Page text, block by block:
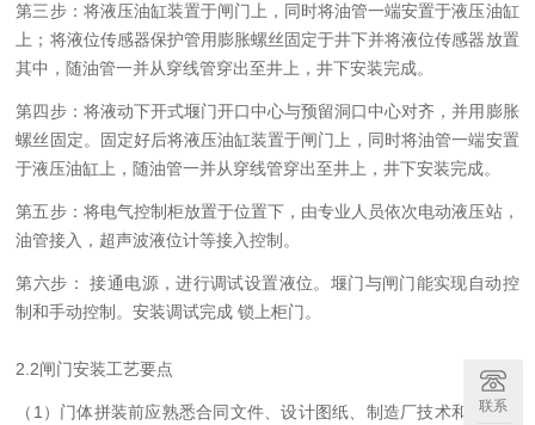
第三步：将液压油缸装置于闸门上，同时将油管一端安置于液压油缸
上；将液位传感器保护管用膨胀螺丝固定于井下并将液位传感器放置
其中，随油管一并从穿线管穿出至井上，井下安装完成。
第四步：将液动下开式堰门开口中心与预留洞口中心对齐，并用膨胀
螺丝固定。固定好后将液压油缸装置于闸门上，同时将油管一端安置
于液压油缸上，随油管一并从穿线管穿出至井上，井下安装完成。
第五步：将电气控制柜放置于位置下，由专业人员依次电动液压站，
油管接入，超声波液位计等接入控制。
第六步：
接通电源，进行调试设置液位。堰门与闸门能实现自动控
制和手动控制。安装调试完成 锁上柜门。
2 2闸门安装工艺要点
（ 1）门体拼装前应熟悉合同文件、设计图纸、制造厂技术和规范要
联系